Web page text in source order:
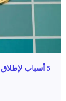
5 أسباب لإطلاق